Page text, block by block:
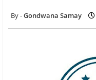
Gondwana Samay